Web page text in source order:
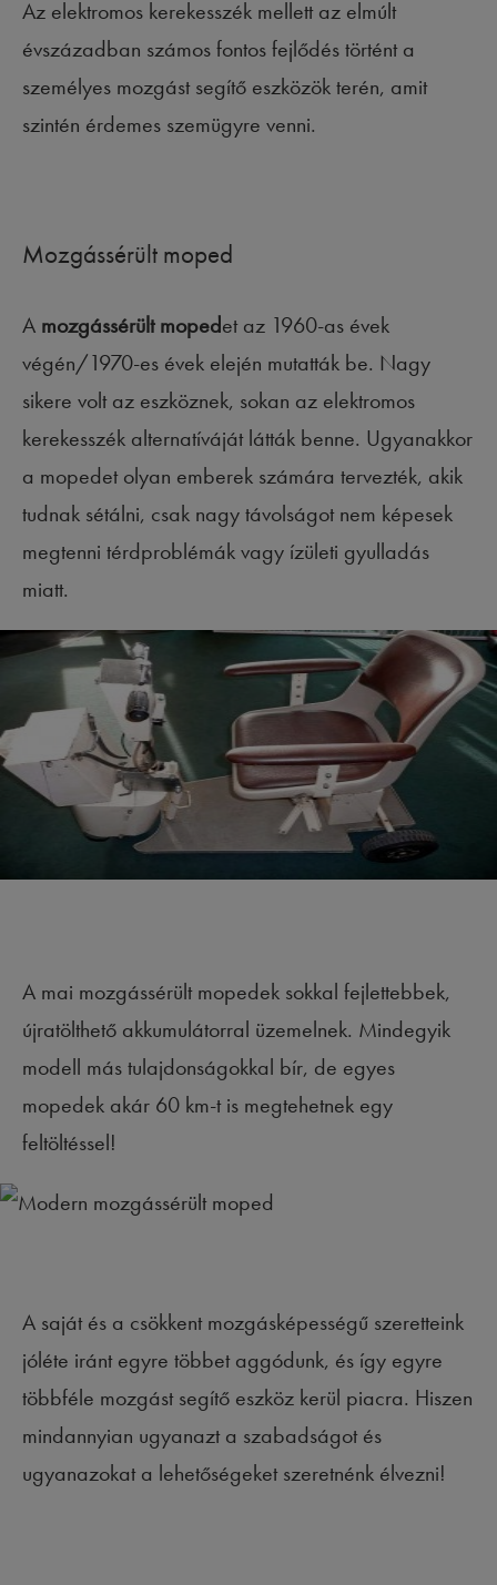
Az elektromos kerekesszék mellett az elmúlt
évszázadban számos fontos fejlődés történt a
személyes mozgást segítő eszközök terén, amit
szintén érdemes szemügyre venni.
Mozgássérült moped
A mozgássérült mopedet az 1960-as évek
végén/1970-es évek elején mutatták be. Nagy
sikere volt az eszköznek, sokan az elektromos
kerekesszék alternatíváját látták benne. Ugyanakkor
a mopedet olyan emberek számára tervezték, akik
tudnak sétálni, csak nagy távolságot nem képesek
megtenni térdproblémák vagy ízületi gyulladás
miatt.
A mai mozgássérült mopedek sokkal fejlettebbek,
újratölthető akkumulátorral üzemelnek. Mindegyik
modell más tulajdonságokkal bír, de egyes
mopedek akár 60 km-t is megtehetnek egy
feltöltéssel!
A saját és a csökkent mozgásképességű szeretteink
jóléte iránt egyre többet aggódunk, és így egyre
többféle mozgást segítő eszköz kerül piacra. Hiszen
mindannyian ugyanazt a szabadságot és
ugyanazokat a lehetőségeket szeretnénk élvezni!